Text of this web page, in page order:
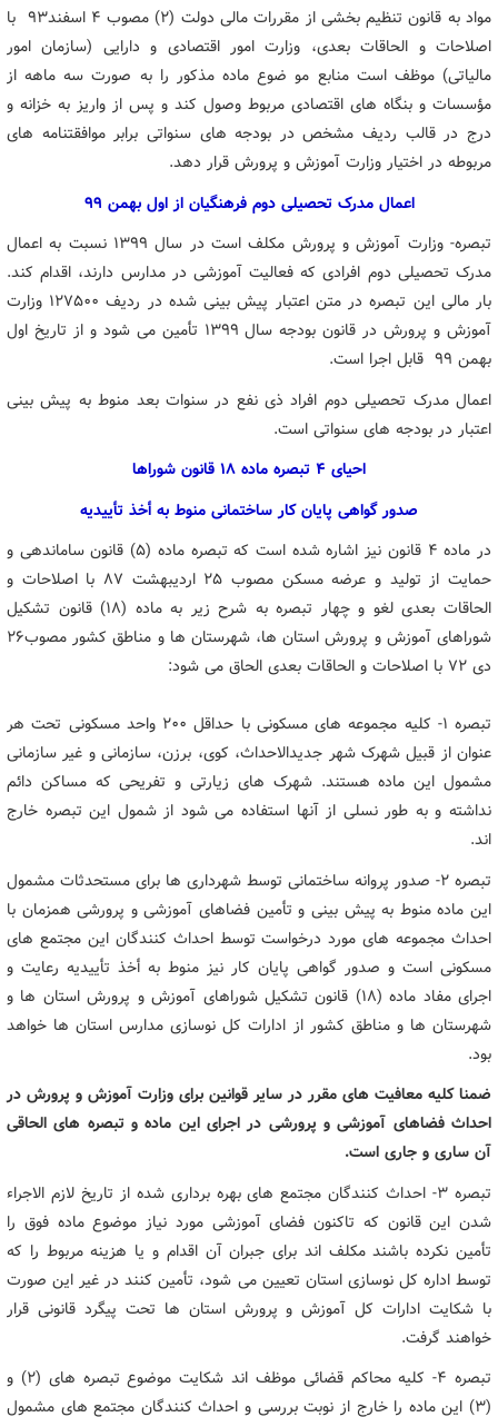
مواد به قانون تنظیم بخشی از مقررات مالی دولت (۲) مصوب ۴ اسفند۹۳ با
اصلاحات و الحاقات بعدی، وزارت امور اقتصادی و دارایی (سازمان امور
مالیاتی) موظف است منابع مو ضوع ماده مذکور را به صورت سه ماهه از
مؤسسات و بنگاه های اقتصادی مربوط وصول کند و پس از واریز به خزانه و
درج در قالب ردیف مشخص در بودجه های سنواتی برابر موافقتنامه های
مربوطه در اختیار وزارت آموزش و پرورش قرار دهد.
اعمال مدرک تحصیلی دوم فرهنگیان از اول بهمن ۹۹
تبصره- وزارت آموزش و پرورش مکلف است در سال ۱۳۹۹ نسبت به اعمال
مدرک تحصیلی دوم افرادی که فعالیت آموزشی در مدارس دارند، اقدام کند.
بار مالی این تبصره در متن اعتبار پیش بینی شده در ردیف ۱۲۷۵۰۰ وزارت
آموزش و پرورش در قانون بودجه سال ۱۳۹۹ تأمین می شود و از تاریخ اول
بهمن ۹۹ قابل اجرا است.
اعمال مدرک تحصیلی دوم افراد ذی نفع در سنوات بعد منوط به پیش بینی
اعتبار در بودجه های سنواتی است.
احیای ۴ تبصره ماده ۱۸ قانون شوراها
صدور گواهی پایان کار ساختمانی منوط به أخذ تأییدیه
در ماده ۴ قانون نیز اشاره شده است که تبصره ماده (۵) قانون ساماندهی و
حمایت از تولید و عرضه مسکن مصوب ۲۵ اردیبهشت ۸۷ با اصلاحات و
الحاقات بعدی لغو و چهار تبصره به شرح زیر به ماده (۱۸) قانون تشکیل
شوراهای آموزش و پرورش استان ها، شهرستان ها و مناطق کشور مصوب۲۶
دی ۷۲ با اصلاحات و الحاقات بعدی الحاق می شود:
تبصره ۱- کلیه مجموعه های مسکونی با حداقل ۲۰۰ واحد مسکونی تحت هر
عنوان از قبیل شهرک شهر جدیدالاحداث، کوی، برزن، سازمانی و غیر سازمانی
مشمول این ماده هستند. شهرک های زیارتی و تفریحی که مساکن دائم
نداشته و به طور نسلی از آنها استفاده می شود از شمول این تبصره خارج
اند.
تبصره ۲- صدور پروانه ساختمانی توسط شهرداری ها برای مستحدثات مشمول
این ماده منوط به پیش بینی و تأمین فضاهای آموزشی و پرورشی همزمان با
احداث مجموعه های مورد درخواست توسط احداث کنندگان این مجتمع های
مسکونی است و صدور گواهی پایان کار نیز منوط به أخذ تأییدیه رعایت و
اجرای مفاد ماده (۱۸) قانون تشکیل شوراهای آموزش و پرورش استان ها و
شهرستان ها و مناطق کشور از ادارات کل نوسازی مدارس استان ها خواهد
بود.
ضمنا کلیه معافیت های مقرر در سایر قوانین برای وزارت آموزش و پرورش در
احداث فضاهای آموزشی و پرورشی در اجرای این ماده و تبصره های الحاقی
آن ساری و جاری است.
تبصره ۳- احداث کنندگان مجتمع های بهره برداری شده از تاریخ لازم الاجراء
شدن این قانون که تاکنون فضای آموزشی مورد نیاز موضوع ماده فوق را
تأمین نکرده باشند مکلف اند برای جبران آن اقدام و یا هزینه مربوط را که
توسط اداره کل نوسازی استان تعیین می شود، تأمین کنند در غیر این صورت
با شکایت ادارات کل آموزش و پرورش استان ها تحت پیگرد قانونی قرار
خواهند گرفت.
تبصره ۴- کلیه محاکم قضائی موظف اند شکایت موضوع تبصره های (۲) و
(۳) این ماده را خارج از نوبت بررسی و احداث کنندگان مجتمع های مشمول